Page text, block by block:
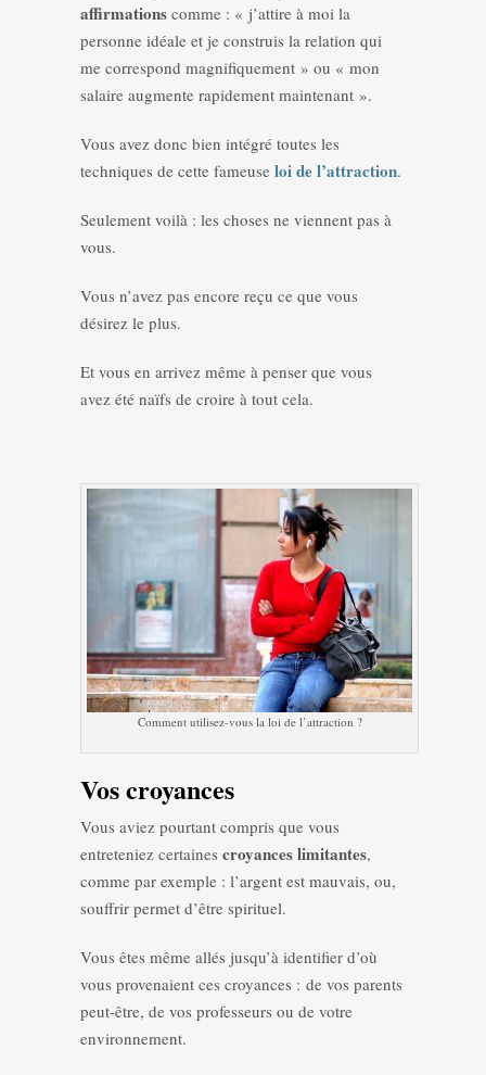
affirmations comme : « j’attire à moi la
personne idéale et je construis la relation qui
me correspond magnifiquement » ou « mon
salaire augmente rapidement maintenant ».
Vous avez donc bien intégré toutes les
techniques de cette fameuse loi de l’attraction.
Seulement voilà : les choses ne viennent pas à
vous.
Vous n’avez pas encore reçu ce que vous
désirez le plus.
Et vous en arrivez même à penser que vous
avez été naïfs de croire à tout cela.
Comment utilisez-vous la loi de l’attraction ?
Vos croyances
Vous aviez pourtant compris que vous
entreteniez certaines croyances limitantes,
comme par exemple : l’argent est mauvais, ou,
souffrir permet d’être spirituel.
Vous êtes même allés jusqu’à identifier d’où
vous provenaient ces croyances : de vos parents
peut-être, de vos professeurs ou de votre
environnement.